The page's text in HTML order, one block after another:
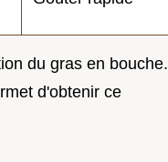
du gras en bouche.
d'obtenir ce